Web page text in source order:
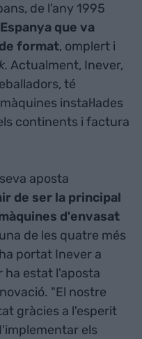
de l'any 1995
que va
format, omplert i
Actualment, Inever,
té
instal·lades
continents i factura
aposta
de ser la principal
d'envasat
de les quatre més
portat Inever a
ha estat l'aposta
"El nostre
gràcies a l'esperit
els